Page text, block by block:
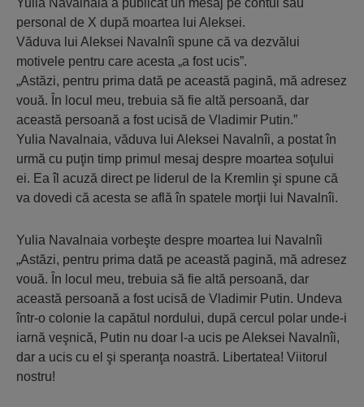
Yulia Navalnaia a publicat un mesaj pe contul său
personal de X după moartea lui Aleksei.
Văduva lui Aleksei Navalnîi spune că va dezvălui
motivele pentru care acesta „a fost ucis”.
„Astăzi, pentru prima dată pe această pagină, mă adresez
vouă. În locul meu, trebuia să fie altă persoană, dar
această persoană a fost ucisă de Vladimir Putin.”
Yulia Navalnaia, văduva lui Aleksei Navalnîi, a postat în
urmă cu puţin timp primul mesaj despre moartea soţului
ei. Ea îl acuză direct pe liderul de la Kremlin şi spune că
va dovedi că acesta se află în spatele morţii lui Navalnîi.
Yulia Navalnaia vorbeşte despre moartea lui Navalnîi
„Astăzi, pentru prima dată pe această pagină, mă adresez
vouă. În locul meu, trebuia să fie altă persoană, dar
această persoană a fost ucisă de Vladimir Putin. Undeva
într-o colonie la capătul nordului, după cercul polar unde-i
iarnă veşnică, Putin nu doar l-a ucis pe Aleksei Navalnîi,
dar a ucis cu el şi speranţa noastră. Libertatea! Viitorul
nostru!